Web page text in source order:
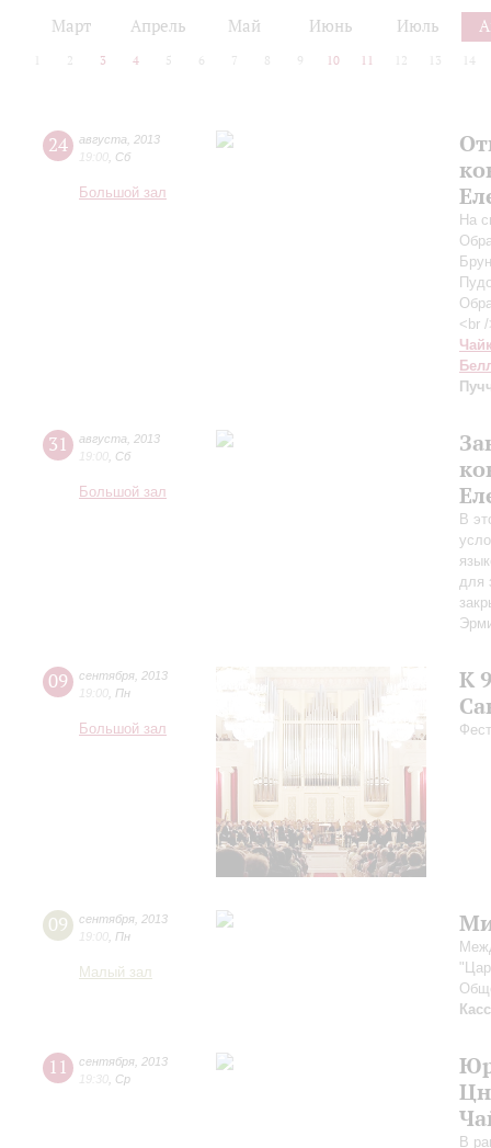
Март Апрель Май Июнь Июль
2 3 4 5 6 7 8 9 10 11 12 13 14
24 августа
2013
19:00 Сб
Большой зал
На
<br
31 августа
2013
19:00 Сб
Большой зал
В
для
09 сентября 2013
19:00 Пн
Большой зал
К
09 сентября 2013
19:00 Пн
Малый зал
11 сентября 2013
19:30 Ср
В